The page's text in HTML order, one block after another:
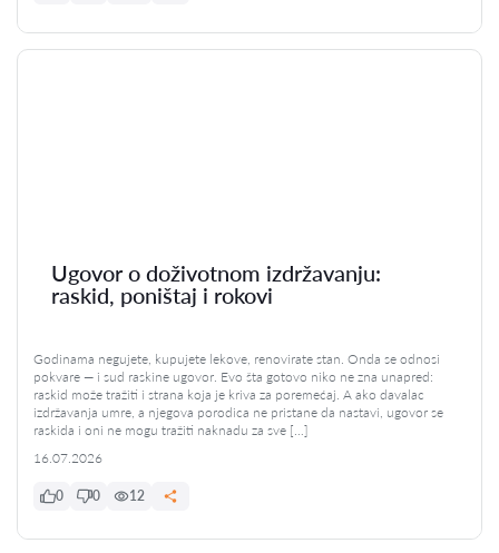
Ugovor o doživotnom izdržavanju:
raskid, poništaj i rokovi
Godinama negujete, kupujete lekove, renovirate stan. Onda se odnosi
pokvare — i sud raskine ugovor. Evo šta gotovo niko ne zna unapred:
raskid može tražiti i strana koja je kriva za poremećaj. A ako davalac
izdržavanja umre, a njegova porodica ne pristane da nastavi, ugovor se
raskida i oni ne mogu tražiti naknadu za sve […]
16.07.2026
0 0 12